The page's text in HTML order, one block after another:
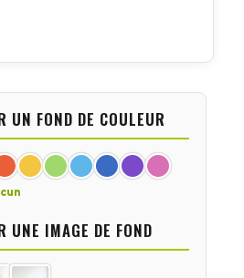
UN FOND DE COULEUR
UNE IMAGE DE FOND